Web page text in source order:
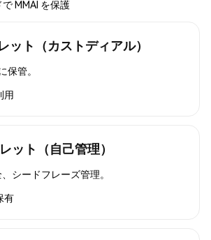
MMAI を保護
ット（カストディアル）
保管。
用
ット（自己管理）
シードフレーズ管理。
有